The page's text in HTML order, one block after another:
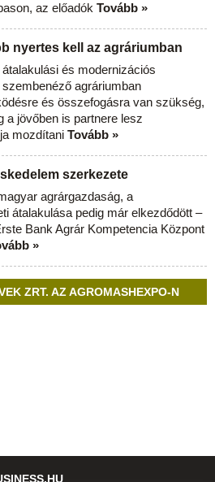
az előadók Tovább »
nyertes kell az agráriumban
és modernizációs
agráriumban
és összefogásra van szükség,
a jövőben is partnere lesz
mozdítani Tovább »
szerkezete
agrárgazdaság, a
átalakulása pedig már elkezdődött –
Bank Agrár Kompetencia Központ
»
ZRT. AZ AGROMASHEXPO-N